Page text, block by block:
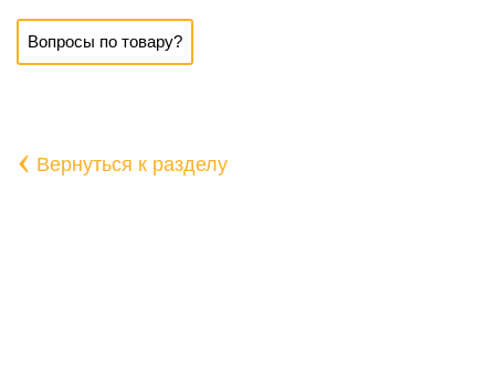
Вопросы по товару?
‹ Вернуться к разделу